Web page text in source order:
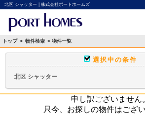
北区 シャッター | 株式会社ポートホームズ
トップ > 物件検索 > 物件一覧
選択中の条件
北区 シャッター
申し訳ございません
只今、お探しの物件はござい